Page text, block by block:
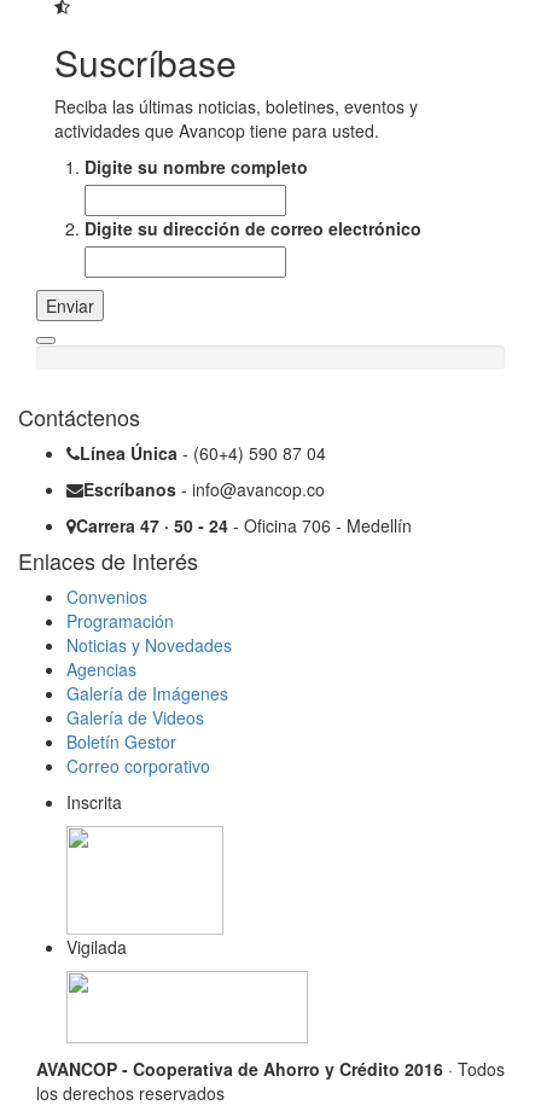
Suscríbase
Reciba las últimas noticias, boletines, eventos y
actividades que Avancop tiene para usted.
Digite su nombre completo
Digite su dirección de correo electrónico
Enviar
Contáctenos
Línea Única - (60+4) 590 87 04
Escríbanos - info@avancop.co
Carrera 47 · 50 - 24 - Oficina 706 - Medellín
Enlaces de Interés
Convenios
Programación
Noticias y Novedades
Agencias
Galería de Imágenes
Galería de Videos
Boletín Gestor
Correo corporativo
Inscrita
Vigilada
AVANCOP - Cooperativa de Ahorro y Crédito 2016 · Todos
los derechos reservados